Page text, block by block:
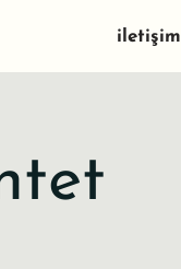
iletişim